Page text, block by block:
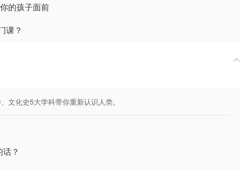
的孩子面前
课？
文化史5大学科带你重新认识人类。
？